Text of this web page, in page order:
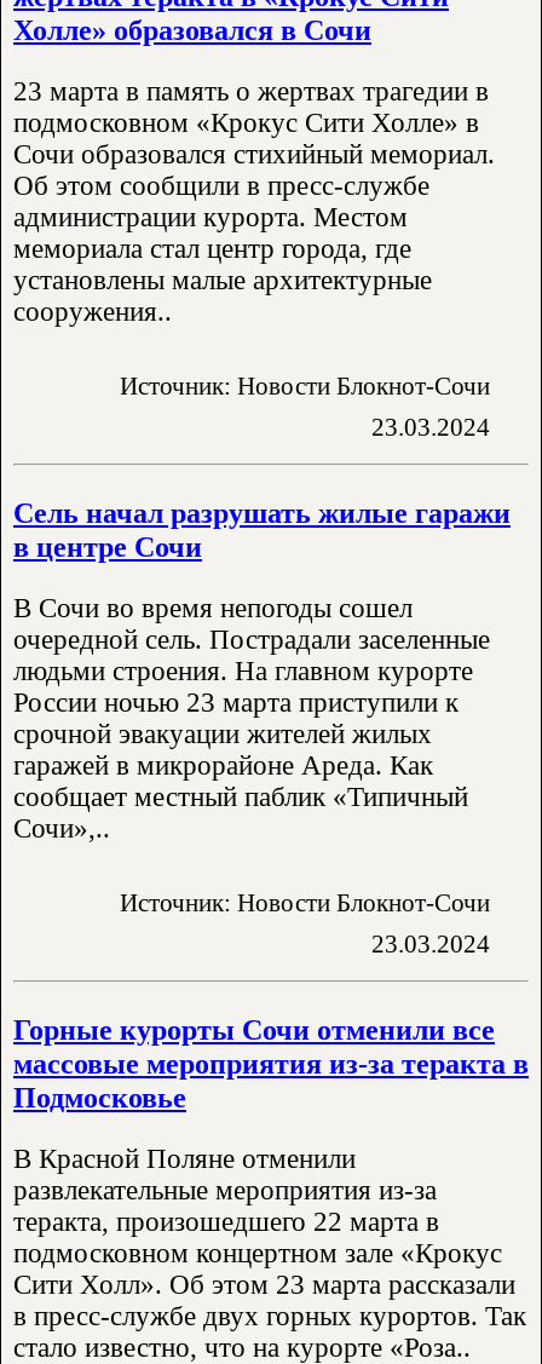
Холле» образовался в Сочи
23 марта в память о жертвах трагедии в
подмосковном «Крокус Сити Холле» в
Сочи образовался стихийный мемориал.
Об этом сообщили в пресс-службе
администрации курорта. Местом
мемориала стал центр города, где
установлены малые архитектурные
сооружения..
Источник: Новости Блокнот-Сочи
23.03.2024
Сель начал разрушать жилые гаражи
в центре Сочи
В Сочи во время непогоды сошел
очередной сель. Пострадали заселенные
людьми строения. На главном курорте
России ночью 23 марта приступили к
срочной эвакуации жителей жилых
гаражей в микрорайоне Ареда. Как
сообщает местный паблик «Типичный
Сочи»,..
Источник: Новости Блокнот-Сочи
23.03.2024
Горные курорты Сочи отменили все
массовые мероприятия из-за теракта в
Подмосковье
В Красной Поляне отменили
развлекательные мероприятия из-за
теракта, произошедшего 22 марта в
подмосковном концертном зале «Крокус
Сити Холл». Об этом 23 марта рассказали
в пресс-службе двух горных курортов. Так
стало известно, что на курорте «Роза..